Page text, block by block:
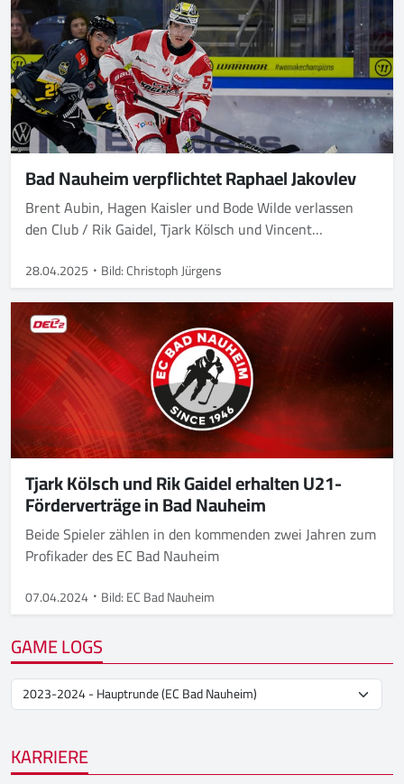
Bad Nauheim verpflichtet Raphael Jakovlev
Brent Aubin, Hagen Kaisler und Bode Wilde verlassen
den Club / Rik Gaidel, Tjark Kölsch und Vincent
28.04.2025 Bild: Christoph Jürgens
Tjark Kölsch und Rik Gaidel erhalten U21-
Förderverträge in Bad Nauheim
Beide Spieler zählen in den kommenden zwei Jahren zum
Profikader des EC Bad Nauheim
07.04.2024 Bild: EC Bad Nauheim
GAME LOGS
KARRIERE